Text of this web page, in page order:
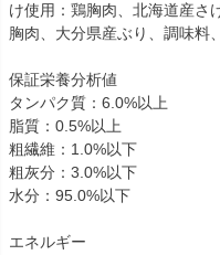
け使用：鶏胸肉、北海道産さ
胸肉、大分県産ぶり、調味料
保証栄養分析値
タンパク質：6.0%以上
脂質：0.5%以上
粗繊維：1.0%以下
粗灰分：3.0%以下
水分：95.0%以下
エネルギー